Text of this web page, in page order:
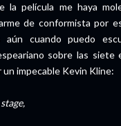
la película me haya
de conformista por
aún cuando puedo
sobre las siete
impecable Kevin Kline: